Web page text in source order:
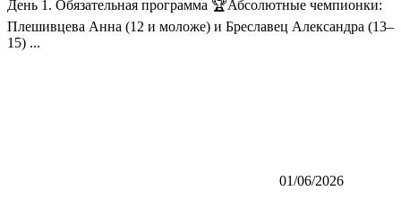
День 1. Обязательная программа 🏆Абсолютные чемпионки:
Плешивцева Анна (12 и моложе) и Бреславец Александра (13–
15) ...
01/06/2026